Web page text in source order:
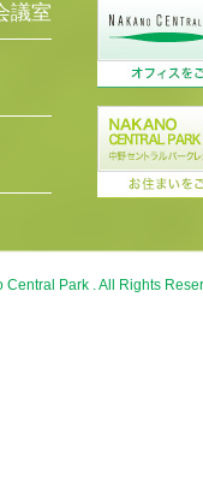
議室
Central Park . All Rights